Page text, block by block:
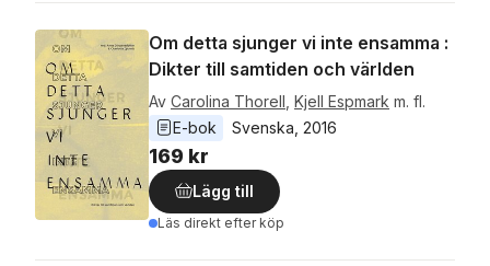
Om detta sjunger vi inte ensamma :
Dikter till samtiden och världen
Av Carolina Thorell Kjell Espmark m. fl.
E-bok
Svenska 2016
169 kr
Lägg till
Läs direkt efter köp